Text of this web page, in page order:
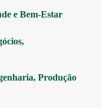
e Bem-Estar
Produção